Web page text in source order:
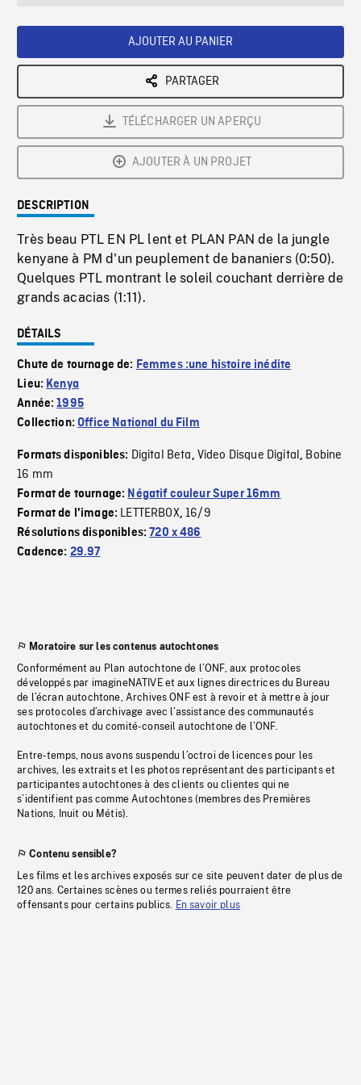
AJOUTER AU PANIER
PARTAGER
TÉLÉCHARGER UN APERÇU
AJOUTER À UN PROJET
DESCRIPTION
Très beau PTL EN PL lent et PLAN PAN de la jungle
kenyane à PM d'un peuplement de bananiers (0:50).
Quelques PTL montrant le soleil couchant derrière de
grands acacias (1:11).
DÉTAILS
Chute de tournage de: Femmes :une histoire inédite
Lieu: Kenya
Année:1995
Collection:Office National du Film
Formats disponibles: Digital Beta, Video Disque Digital, Bobine
16 mm
Format de tournage: Négatif couleur Super 16mm
Format de l'image: LETTERBOX,16/9
Résolutions disponibles:720 x 486
Cadence: 29.97
Moratoire sur les contenus autochtones
Conformément au Plan autochtone de l’ONF, aux protocoles
développés par imagineNATIVE et aux lignes directrices du Bureau
de l’écran autochtone, Archives ONF est à revoir et à mettre à jour
ses protocoles d’archivage avec l’assistance des communautés
autochtones et du comité-conseil autochtone de l’ONF.
Entre-temps, nous avons suspendu l’octroi de licences pour les
archives, les extraits et les photos représentant des participants et
participantes autochtones à des clients ou clientes qui ne
s’identifient pas comme Autochtones (membres des Premières
Nations, Inuit ou Métis).
Contenu sensible?
Les films et les archives exposés sur ce site peuvent dater de plus de
120 ans. Certaines scènes ou termes reliés pourraient être
offensants pour certains publics. En savoir plus